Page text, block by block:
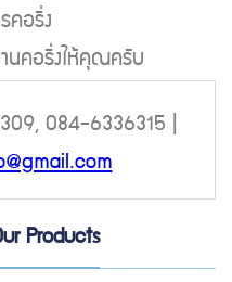
คอริ่ง
านคอริ่งให้คุณครับ
084-6336315 |
Products